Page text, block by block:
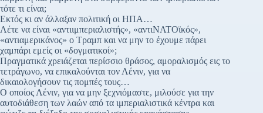
τότε τι είναι;
Εκτός κι αν άλλαξαν πολιτική οι ΗΠΑ…
Λέτε να είναι «αντιιμπεριαλιστής», «αντιΝΑΤΟϊκός»,
«αντιαμερικάνος» ο Τραμπ και να μην το έχουμε πάρει
χαμπάρι εμείς οι «δογματικοί»;
Πραγματικά χρειάζεται περίσσιο θράσος, αμοραλισμός εις το
τετράγωνο, να επικαλούνται τον Λένιν, για να
δικαιολογήσουν τις πομπές τους…
Ο οποίος Λένιν, για να μην ξεχνιόμαστε, μιλούσε για την
αυτοδιάθεση των λαών από τα ιμπεριαλιστικά κέντρα και